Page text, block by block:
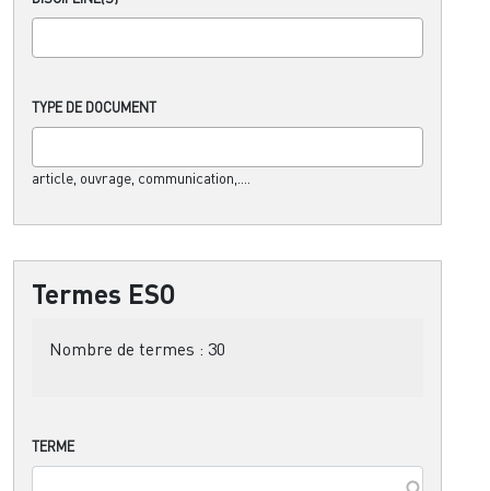
TYPE DE DOCUMENT
article, ouvrage, communication,....
Termes ESO
Nombre de termes : 30
TERME